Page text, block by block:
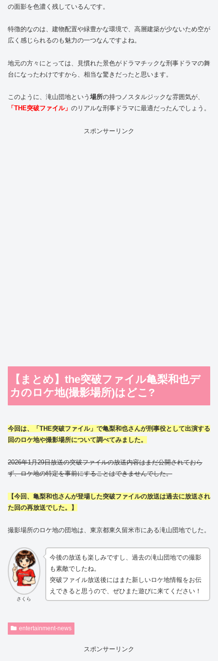
の面影を色濃く残しているんです。
特徴的なのは、建物配置や緑豊かな環境で、高層建築が少ないため空が
広く感じられるのも魅力の一つなんですよね。
地元の方々にとっては、見慣れた景色がドラマチックな刑事ドラマの舞
台になったわけですから、相当な驚きだったと思います。
このように、滝山団地という 場所の持つノスタルジックな雰囲気が、
「THE突破ファイル」 のリアルな刑事ドラマに最適だったんでしょう。
スポンサーリンク
【まとめ】the突破ファイル亀梨和也デ
カのロケ地(撮影場所)はどこ?
今回は、「THE突破ファイル」で亀梨和也さんが刑事役として出演する
回のロケ地や撮影場所について調べてみました。
2026年1月29日放送の突破ファイルの放送内容はまだ公開されておら
ず、ロケ地の特定を事前にすることはできませんでした。
【今回、亀梨和也さんが登場した突破ファイルの放送は過去に放送され
た回の再放送でした。】
撮影場所のロケ地の団地は、東京都東久留米市にある滝山団地でした。
さくら
今後の放送も楽しみですし、過去の滝山団地での撮影
も素敵でしたね。
突破ファイル放送後にはまた新しいロケ地情報をお伝
えできると思うので、ぜひまた遊びに来てください！
entertainment-news
スポンサーリンク